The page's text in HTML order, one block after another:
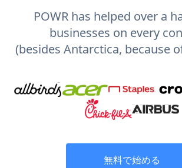
POWR has helped over a
businesses on every
(besides Antarctica, because
無料で始める